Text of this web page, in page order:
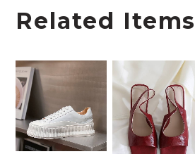
Related Items